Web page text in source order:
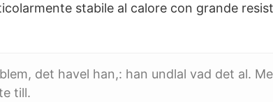
stabile al calore con grande
det havel han,: han undlal vad det al.
till.